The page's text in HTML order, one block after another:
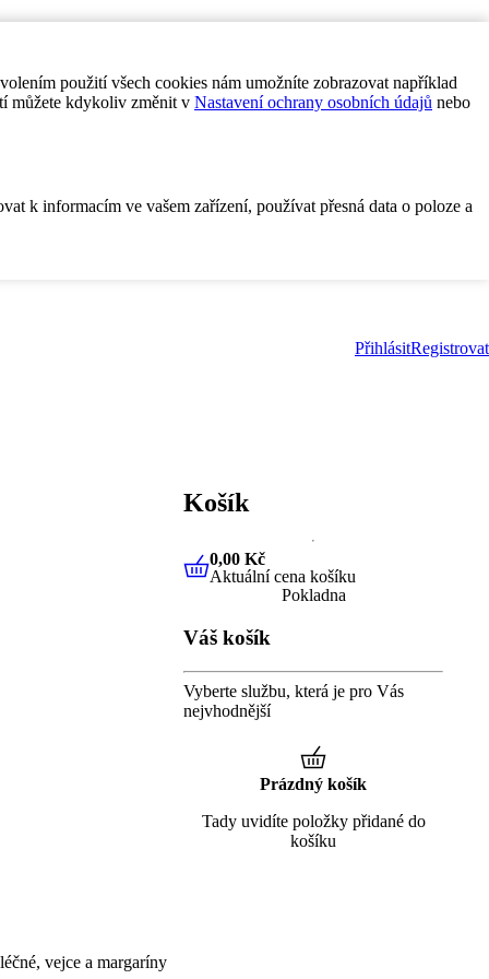
použití všech cookies nám umožníte zobrazovat například
můžete kdykoliv změnit v Nastavení ochrany osobních údajů nebo
k informacím ve vašem zařízení, používat přesná data o poloze a
PřihlásitRegistrovat
vejce a margaríny
Košík
0,00 KčAktuální cena košíku
0,00 Kč
Aktuální cena košíku
Pokladna
Váš košík
Vyberte službu, která je pro Vás
nejvhodnější
Prázdný košík
Tady uvidíte položky přidané do
košíku